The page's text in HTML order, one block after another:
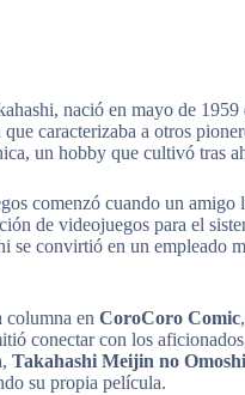
nació en mayo de
caracterizaba a otros
un hobby que cultivó tras
comenzó cuando un amigo
de videojuegos para el
convirtió en un empleado
columna en CoroCoro Comic
conectar con los
Takahashi Meijin no
su propia película.